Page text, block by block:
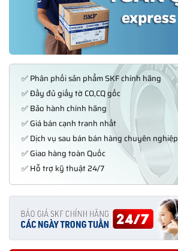
✅ Phân phối sản phẩm SKF chính hãng
✅ Đầy đủ giấy tờ CO,CQ gốc
✅ Bảo hành chính hãng
✅ Giá bán cạnh tranh nhất
✅ Dịch vụ sau bán bán hàng chuyên nghiệp
✅ Giao hàng toàn Quốc
✅ Hỗ trợ kỹ thuật 24/7